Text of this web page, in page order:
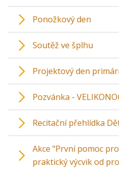
Ponožkový den
Soutěž ve šplhu
Projektový den
Pozvánka -
Recitační přehlídka
Akce "První pomoc
praktický výcvik od